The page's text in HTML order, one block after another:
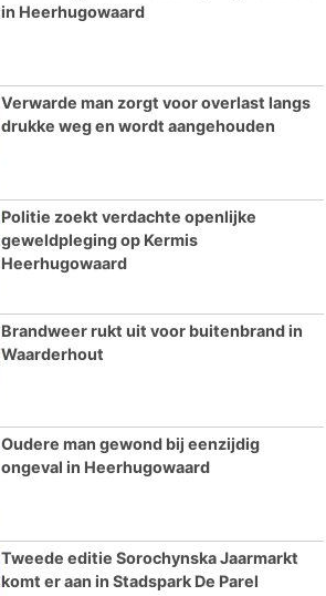
in Heerhugowaard
Verwarde man zorgt voor overlast langs
drukke weg en wordt aangehouden
Politie zoekt verdachte openlijke
geweldpleging op Kermis
Heerhugowaard
Brandweer rukt uit voor buitenbrand in
Waarderhout
Oudere man gewond bij eenzijdig
ongeval in Heerhugowaard
Tweede editie Sorochynska Jaarmarkt
komt er aan in Stadspark De Parel